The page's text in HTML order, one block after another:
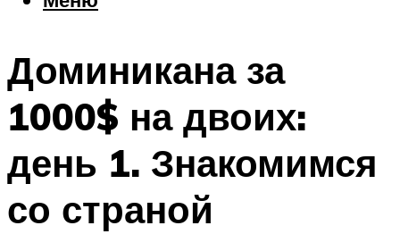
Шоппинг
Что посетить
Меню
Доминикана за
1000$ на двоих:
день 1. Знакомимся
со страной